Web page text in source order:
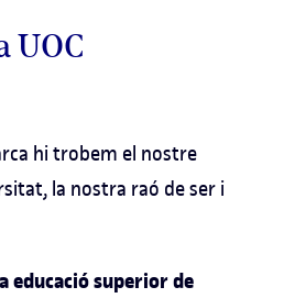
UOC
hi trobem el nostre
la nostra raó de ser i
educació superior de